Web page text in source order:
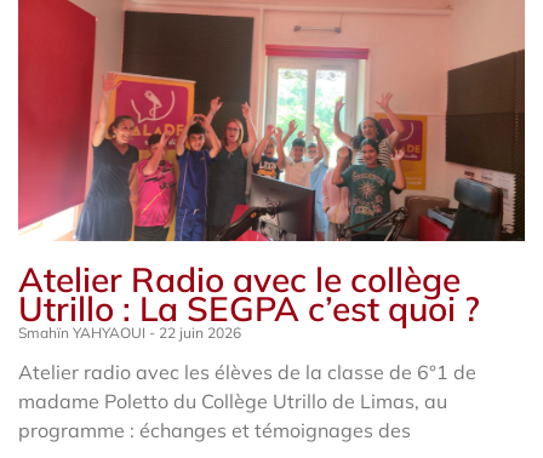
Atelier Radio avec le collège
Utrillo : La SEGPA c’est quoi ?
Smahïn YAHYAOUI 22 juin 2026
Atelier radio avec les élèves de la classe de 6°1 de
madame Poletto du Collège Utrillo de Limas, au
programme : échanges et témoignages des